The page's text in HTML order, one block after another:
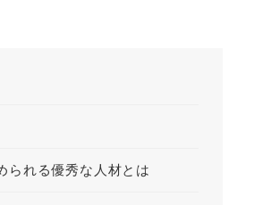
られる優秀な人材とは